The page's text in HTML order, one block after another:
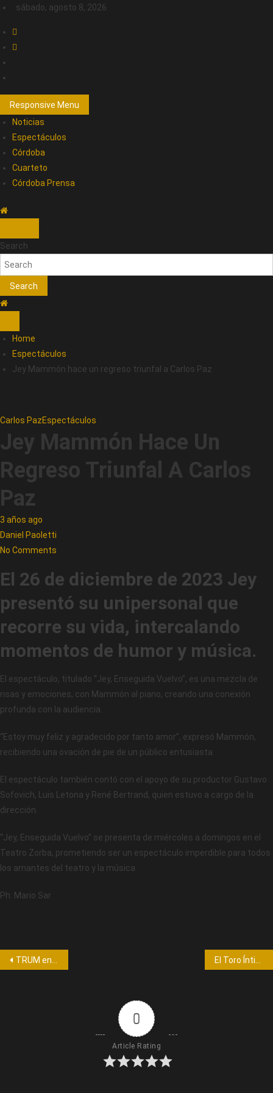
sábado, agosto 8, 2026
Responsive Menu
Noticias
Espectáculos
Córdoba
Cuarteto
Córdoba Prensa
Search
Search
Home
Espectáculos
Jey Mammón hace un regreso triunfal a Carlos Paz
Carlos PazEspectáculos
Jey Mammón Hace Un
Regreso Triunfal A Carlos
Paz
3 años ago
Daniel Paoletti
No Comments
El 26 de diciembre de 2023 Jey
presentó su unipersonal que
recorre su vida, intercalando
momentos de humor y música.
El espectáculo, titulado “Jey, Enseguida Vuelvo”, es una mezcla de
risas y emociones, con Mammón al piano, creando una conexión
profunda con la audiencia.
“Estoy muy feliz y agradecido por tanto amor”, expresó Mammón,
recibiendo una ovación de pie de un público entusiasta.
El espectáculo también contó con el apoyo de su productor Gustavo
Sofovich, Luis Letona y René Bertrand, quien estuvo a cargo de la
dirección.
“Jey, Enseguida Vuelvo” se presenta de miércoles a domingos en el
Teatro Zorba, prometiendo ser un espectáculo imperdible para todos
los amantes del teatro y la música.
Ph: Mario Sar
TRUM en Villa Carlos Paz: ¡No te lo Pierdas! (diciembre 2023)
0
Article Rating